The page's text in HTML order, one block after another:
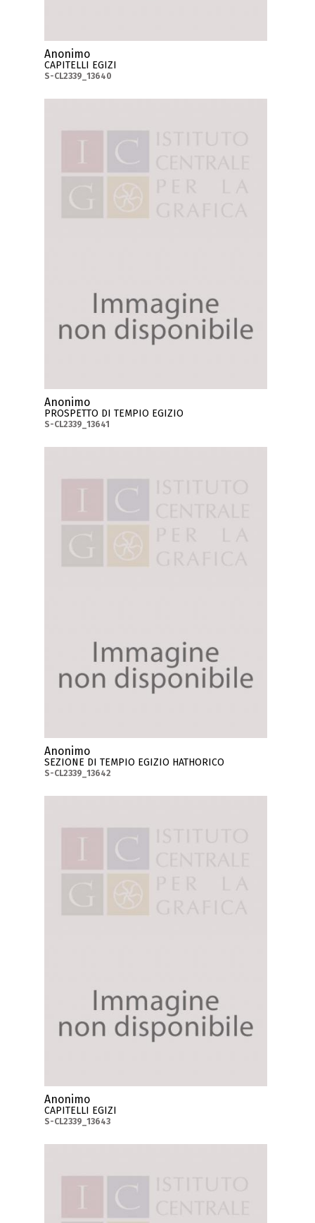
Anonimo
CAPITELLI EGIZI
S-CL2339_13640
Anonimo
PROSPETTO DI TEMPIO EGIZIO
S-CL2339_13641
Anonimo
SEZIONE DI TEMPIO EGIZIO HATHORICO
S-CL2339_13642
Anonimo
CAPITELLI EGIZI
S-CL2339_13643